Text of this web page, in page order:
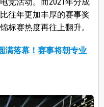
往年更加丰厚的赛事奖
标赛热度再往上翻升。
满落幕！赛事将朝专业